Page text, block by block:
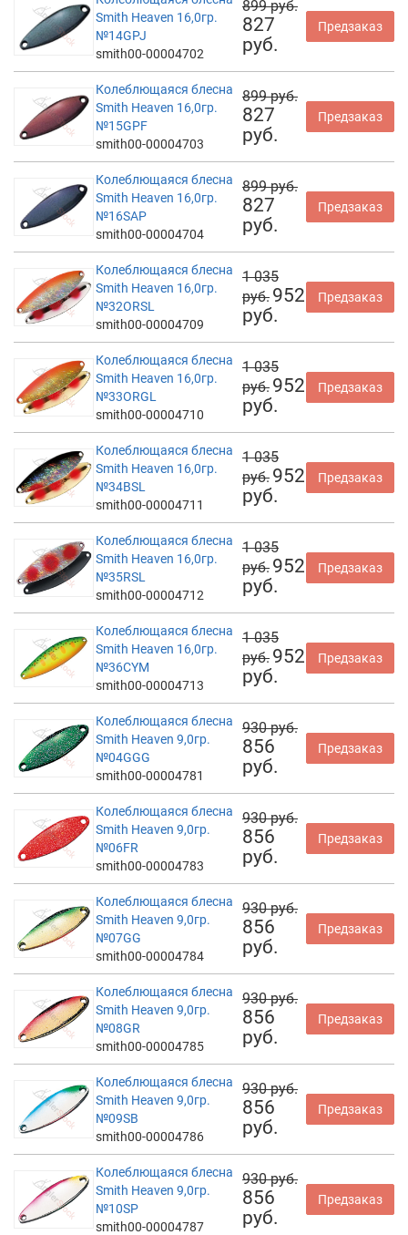
Smith Heaven 16,0гр.
№14GPJ
smith00-00004702
899 руб.
827
руб.
Предзаказ
Колеблющаяся блесна
Smith Heaven 16,0гр.
№15GPF
smith00-00004703
899 руб.
827
руб.
Предзаказ
Колеблющаяся блесна
Smith Heaven 16,0гр.
№16SAP
smith00-00004704
899 руб.
827
руб.
Предзаказ
Колеблющаяся блесна
Smith Heaven 16,0гр.
№32ORSL
smith00-00004709
1 035
руб. 952
руб.
Предзаказ
Колеблющаяся блесна
Smith Heaven 16,0гр.
№33ORGL
smith00-00004710
1 035
руб. 952
руб.
Предзаказ
Колеблющаяся блесна
Smith Heaven 16,0гр.
№34BSL
smith00-00004711
1 035
руб. 952
руб.
Предзаказ
Колеблющаяся блесна
Smith Heaven 16,0гр.
№35RSL
smith00-00004712
1 035
руб. 952
руб.
Предзаказ
Колеблющаяся блесна
Smith Heaven 16,0гр.
№36CYM
smith00-00004713
1 035
руб. 952
руб.
Предзаказ
Колеблющаяся блесна
Smith Heaven 9,0гр.
№04GGG
smith00-00004781
930 руб.
856
руб.
Предзаказ
Колеблющаяся блесна
Smith Heaven 9,0гр.
№06FR
smith00-00004783
930 руб.
856
руб.
Предзаказ
Колеблющаяся блесна
Smith Heaven 9,0гр.
№07GG
smith00-00004784
930 руб.
856
руб.
Предзаказ
Колеблющаяся блесна
Smith Heaven 9,0гр.
№08GR
smith00-00004785
930 руб.
856
руб.
Предзаказ
Колеблющаяся блесна
Smith Heaven 9,0гр.
№09SB
smith00-00004786
930 руб.
856
руб.
Предзаказ
Колеблющаяся блесна
Smith Heaven 9,0гр.
№10SP
smith00-00004787
930 руб.
856
руб.
Предзаказ